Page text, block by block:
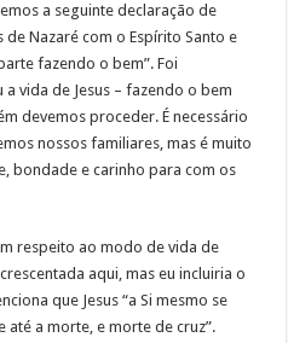
a seguinte declaração de
de Nazaré com o Espírito Santo e
fazendo o bem”. Foi
vida de Jesus – fazendo o bem
devemos proceder. É necessário
nossos familiares, mas é muito
bondade e carinho para com os
respeito ao modo de vida de
aqui, mas eu incluiria o
que Jesus “a Si mesmo se
a morte, e morte de cruz”.